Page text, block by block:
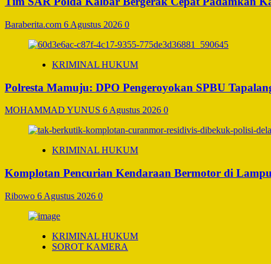
Baraberita.com 6 Agustus 2026 0
KRIMINAL HUKUM
Polresta Mamuju: DPO Pengeroyokan SPBU
MOHAMMAD YUNUS 6 Agustus 2026 0
KRIMINAL HUKUM
Komplotan Pencurian Kendaraan Bermotor di
Ribowo 6 Agustus 2026 0
KRIMINAL HUKUM
SOROT KAMERA